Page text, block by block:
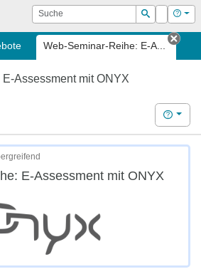
Suche
Suchen
Login Hilfe
Web-Seminar-Reihe: E-A...
Tab
Assessment mit ONYX
Hilfe
E-Assessment mit ONYX